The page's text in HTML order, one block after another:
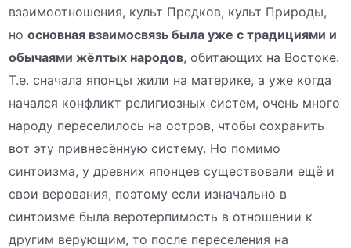
взаимоотношения, культ Предков, культ Природы,
ноосновная взаимосвязь была уже с традициями и
обычаями жёлтых народов, обитающих на Востоке.
Т.е. сначала японцы жили на материке, а уже когда
начался конфликт религиозных систем, очень много
народу переселилось на остров, чтобы сохранить
вот эту привнесённую систему. Но помимо
синтоизма, у древних японцев существовали ещё и
свои верования, поэтому если изначально в
синтоизме была веротерпимость в отношении к
другим верующим, то после переселения на